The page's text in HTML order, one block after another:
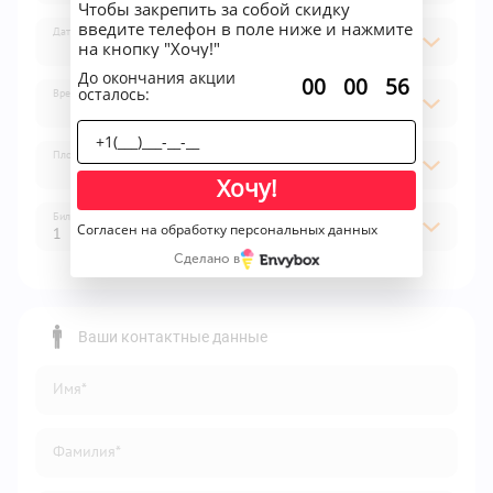
Дата
Время
Площадка
1
Билет
2
4
6
Ваши контактные данные
Имя*
Фамилия*
Чтобы закрепить за собой скидку
введите телефон в поле ниже и нажмите
на кнопку "Хочу!"
До окончания акции
осталось: 00 00 56
Хочу!
Согласен на обработку персональных данных
Сделано в